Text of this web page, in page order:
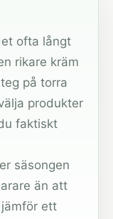
ofta långt
rikare kräm
på torra
produkter
faktiskt
säsongen
än att
ett